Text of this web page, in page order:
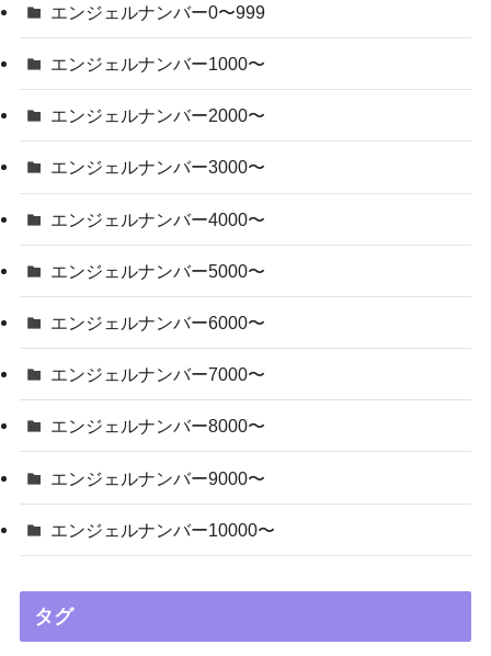
エンジェルナンバー0〜999
エンジェルナンバー1000〜
エンジェルナンバー2000〜
エンジェルナンバー3000〜
エンジェルナンバー4000〜
エンジェルナンバー5000〜
エンジェルナンバー6000〜
エンジェルナンバー7000〜
エンジェルナンバー8000〜
エンジェルナンバー9000〜
エンジェルナンバー10000〜
タグ